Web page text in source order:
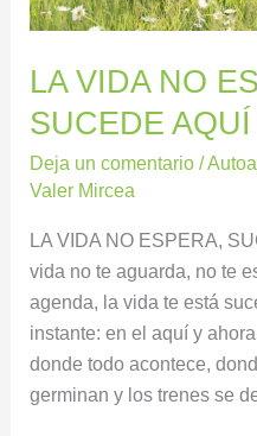
LA VIDA NO
SUCEDE
Deja un comentario /
Valer Mircea
LA VIDA NO ESPERA,
vida no te aguarda, no te
agenda, la vida te está
instante: en el aquí y
donde todo acontece,
germinan y los trenes se